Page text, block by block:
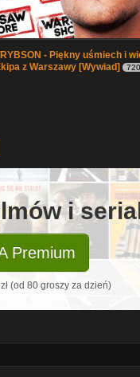
- Piękny uśmiech i
z Warszawy [Wywiad]
i
Premium
(od 80 groszy za dzień)